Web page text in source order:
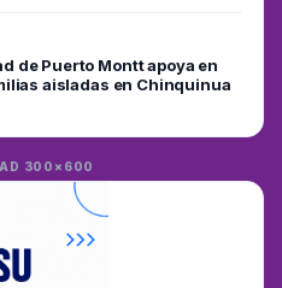
de Puerto Montt apoya en
aisladas en Chinquinua
300×600